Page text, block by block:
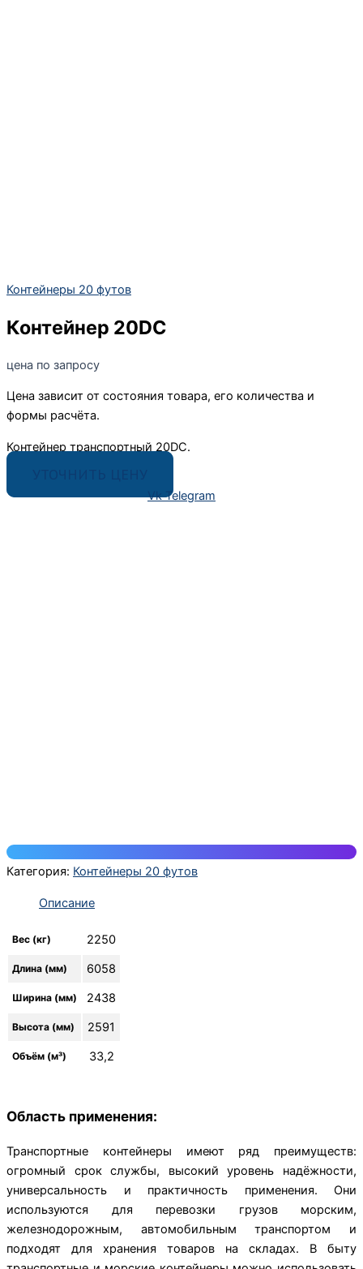
Контейнеры 20 футов
Контейнер 20DC
цена по запросу
Цена зависит от состояния товара, его количества и
формы расчёта.
Контейнер транспортный 20DC.
Vk Telegram
Категория: Контейнеры 20 футов
Описание
Вес (кг) 2250
Длина (мм) 6058
Ширина (мм) 2438
Высота (мм) 2591
Объём (м³) 33,2
Область применения:
Транспортные контейнеры имеют ряд преимуществ:
огромный срок службы, высокий уровень надёжности,
универсальность и практичность применения. Они
используются для перевозки грузов морским,
железнодорожным, автомобильным транспортом и
подходят для хранения товаров на складах. В быту